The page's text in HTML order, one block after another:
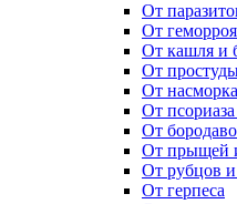
От
Oт
От кашля и
От
От насморка
Oт
От
От прыщей
От рубцов
От герпеса